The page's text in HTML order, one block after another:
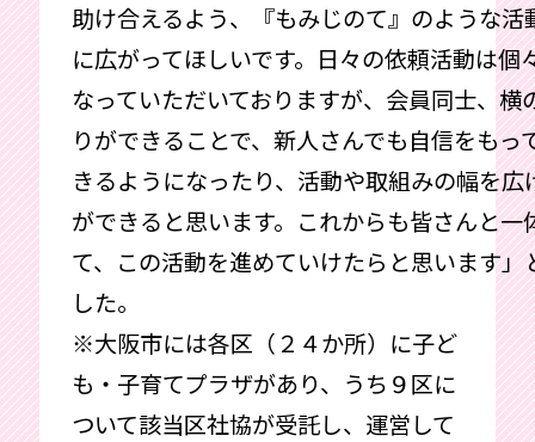
助け合えるよう、『もみじのて』のような活
に広がってほしいです。日々の依頼活動は個
なっていただいておりますが、会員同士、横
りができることで、新人さんでも自信をもっ
きるようになったり、活動や取組みの幅を広
ができると思います。これからも皆さんと一
て、この活動を進めていけたらと思います」
した。
※大阪市には各区（２４か所）に子ど
も・子育てプラザがあり、うち９区に
ついて該当区社協が受託し、運営して